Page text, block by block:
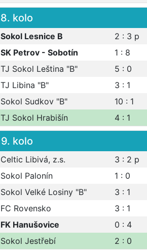
8. kolo
Sokol Lesnice B 2 : 3 p
SK Petrov - Sobotín 1 : 8
TJ Sokol Leština "B" 5 : 0
TJ Libina "B" 3 : 1
Sokol Sudkov "B" 10 : 1
TJ Sokol Hrabišín 4 : 1
9. kolo
Celtic Libivá, z.s. 3 : 2 p
Sokol Palonín 1 : 0
Sokol Velké Losiny "B" 3 : 1
FC Rovensko 3 : 1
FK Hanušovice 0 : 4
Sokol Jestřebí 2 : 0